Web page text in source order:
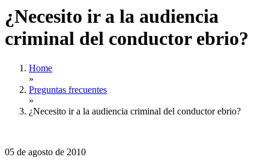
¿Necesito ir a la audiencia
criminal del conductor ebrio?
Home
»
Preguntas frecuentes
»
¿Necesito ir a la audiencia criminal del conductor ebrio?
05 de agosto de 2010